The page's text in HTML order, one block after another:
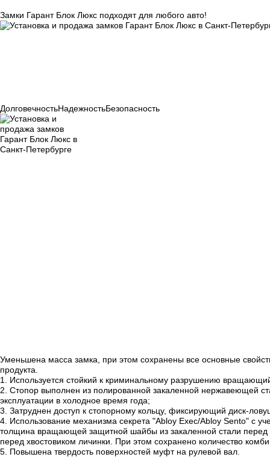
Замки Гарант Блок Люкс подходят для любого авто!
ДолговечностьНадежностьБезопасность
Уменьшена масса замка, при этом сохранены все основные
продукта.
1
. Используется стойкий к криминальному разрушению
2 . Стопор выполнен из полированной закаленной нержавеющей
эксплуатации в холодное время года;
3 . Затруднен доступ к стопорному кольцу, фиксирующий диск-
4 . Использование механизма секрета "Abloy Exec/Abloy Sento" с
толщина вращающей защитной шайбы из закаленной стали перед
перед хвостовиком личинки. При этом сохранено количество
5 . Повышена твердость поверхностей муфт на рулевой вал.